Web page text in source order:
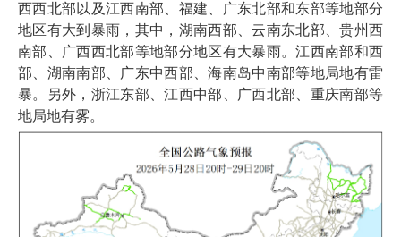
西西北部以及江西南部、福建、广东北部和东部等地部分
地区有大到暴雨，其中，湖南西部、云南东北部、贵州西
南部、广西西北部等地部分地区有大暴雨。江西南部和西
部、湖南南部、广东中西部、海南岛中南部等地局地有雷
暴。另外，浙江东部、江西中部、广西北部、重庆南部等
地局地有雾。